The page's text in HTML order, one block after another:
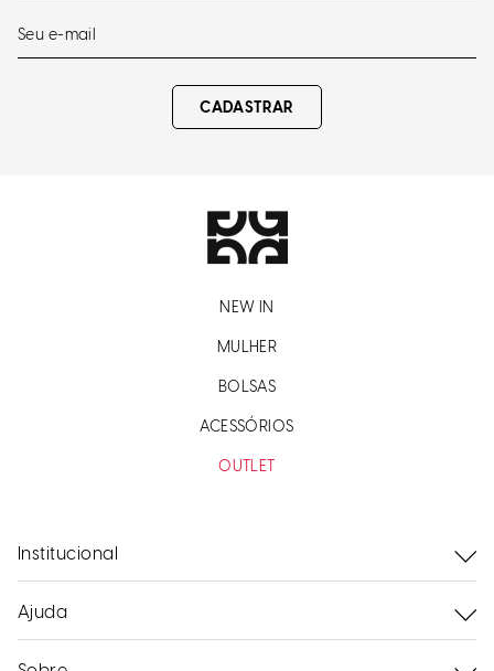
CADASTRAR
NEW IN
MULHER
BOLSAS
ACESSÓRIOS
OUTLET
Institucional
Ajuda